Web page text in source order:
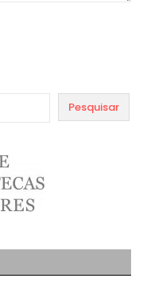
Pesquisar